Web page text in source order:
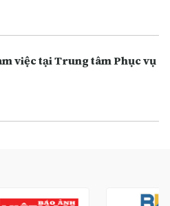
việc tại Trung tâm Phục vụ